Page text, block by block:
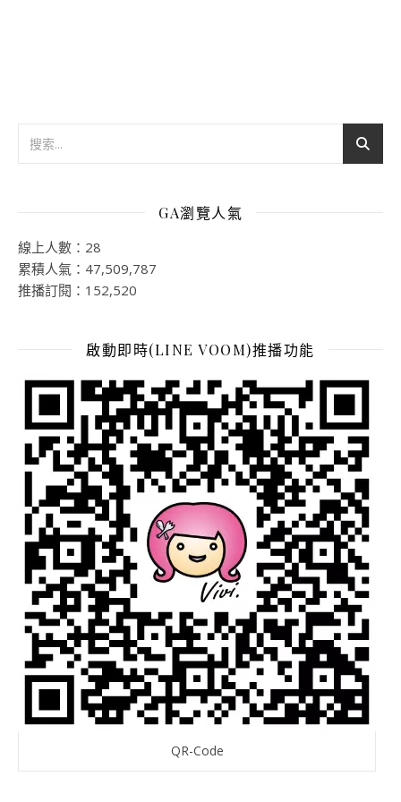
GA瀏覽人氣
線上人數：28
累積人氣：47,509,787
推播訂閱：152,520
啟動即時(LINE VOOM)推播功能
QR-Code